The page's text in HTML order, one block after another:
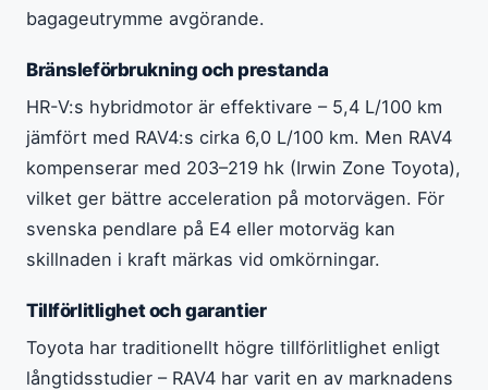
bagageutrymme avgörande.
Bränsleförbrukning och prestanda
HR-V:s hybridmotor är effektivare – 5,4 L/100 km
jämfört med RAV4:s cirka 6,0 L/100 km. Men RAV4
kompenserar med 203–219 hk (Irwin Zone Toyota),
vilket ger bättre acceleration på motorvägen. För
svenska pendlare på E4 eller motorväg kan
skillnaden i kraft märkas vid omkörningar.
Tillförlitlighet och garantier
Toyota har traditionellt högre tillförlitlighet enligt
långtidsstudier – RAV4 har varit en av marknadens